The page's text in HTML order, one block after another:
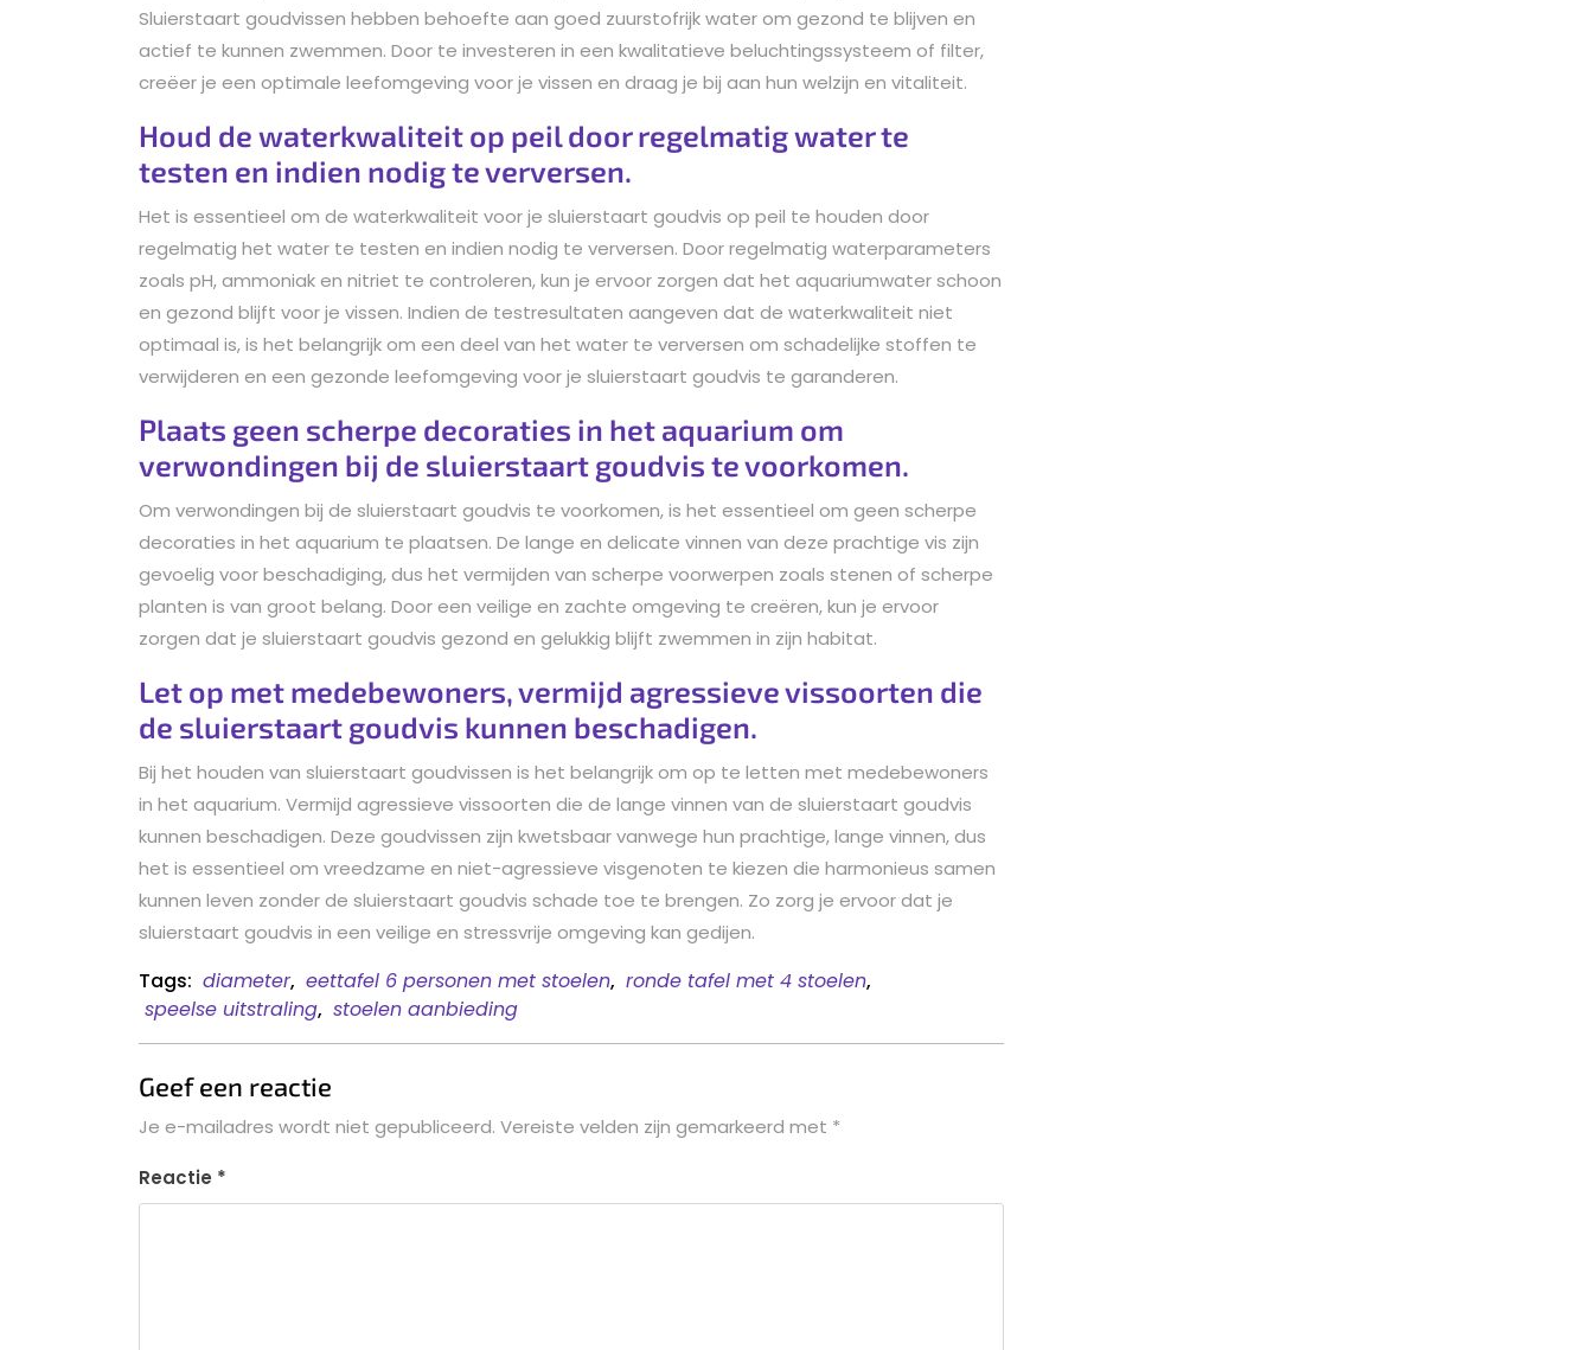
Sluierstaart goudvissen hebben behoefte aan goed zuurstofrijk water om gezond te blijven en
actief te kunnen zwemmen. Door te investeren in een kwalitatieve beluchtingssysteem of filter,
creëer je een optimale leefomgeving voor je vissen en draag je bij aan hun welzijn en vitaliteit.
Houd de waterkwaliteit op peil door regelmatig water te
testen en indien nodig te verversen.
Het is essentieel om de waterkwaliteit voor je sluierstaart goudvis op peil te houden door
regelmatig het water te testen en indien nodig te verversen. Door regelmatig waterparameters
zoals pH, ammoniak en nitriet te controleren, kun je ervoor zorgen dat het aquariumwater schoon
en gezond blijft voor je vissen. Indien de testresultaten aangeven dat de waterkwaliteit niet
optimaal is, is het belangrijk om een deel van het water te verversen om schadelijke stoffen te
verwijderen en een gezonde leefomgeving voor je sluierstaart goudvis te garanderen.
Plaats geen scherpe decoraties in het aquarium om
verwondingen bij de sluierstaart goudvis te voorkomen.
Om verwondingen bij de sluierstaart goudvis te voorkomen, is het essentieel om geen scherpe
decoraties in het aquarium te plaatsen. De lange en delicate vinnen van deze prachtige vis zijn
gevoelig voor beschadiging, dus het vermijden van scherpe voorwerpen zoals stenen of scherpe
planten is van groot belang. Door een veilige en zachte omgeving te creëren, kun je ervoor
zorgen dat je sluierstaart goudvis gezond en gelukkig blijft zwemmen in zijn habitat.
Let op met medebewoners, vermijd agressieve vissoorten die
de sluierstaart goudvis kunnen beschadigen.
Bij het houden van sluierstaart goudvissen is het belangrijk om op te letten met medebewoners
in het aquarium. Vermijd agressieve vissoorten die de lange vinnen van de sluierstaart goudvis
kunnen beschadigen. Deze goudvissen zijn kwetsbaar vanwege hun prachtige, lange vinnen, dus
het is essentieel om vreedzame en niet-agressieve visgenoten te kiezen die harmonieus samen
kunnen leven zonder de sluierstaart goudvis schade toe te brengen. Zo zorg je ervoor dat je
sluierstaart goudvis in een veilige en stressvrije omgeving kan gedijen.
Tags: diameter, eettafel 6 personen met stoelen, ronde tafel met 4 stoelen,
speelse uitstraling, stoelen aanbieding
Geef een reactie
Je e-mailadres wordt niet gepubliceerd. Vereiste velden zijn gemarkeerd met *
Reactie *